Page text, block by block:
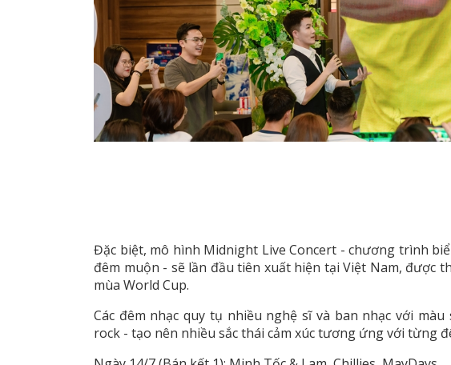
Đặc biệt, mô hình Midnight Live Concert - chương trình
đêm muộn - sẽ lần đầu tiên xuất hiện tại Việt Nam, được
mùa World Cup.
Các đêm nhạc quy tụ nhiều nghệ sĩ và ban nhạc với
rock - tạo nên nhiều sắc thái cảm xúc tương ứng với từng